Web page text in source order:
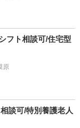
フト相談可/住宅型
原
談可/特別養護老人